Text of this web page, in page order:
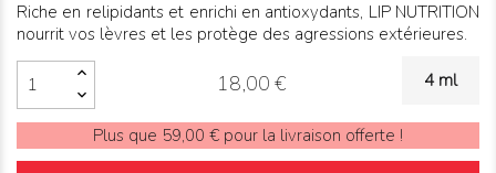
Riche en relipidants et enrichi en antioxydants, LIP NUTRITION
nourrit vos lèvres et les protège des agressions extérieures.
18,00 € 4 ml
Plus que 59,00 € pour la livraison offerte !